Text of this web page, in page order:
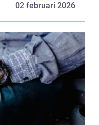
02 februari 2026